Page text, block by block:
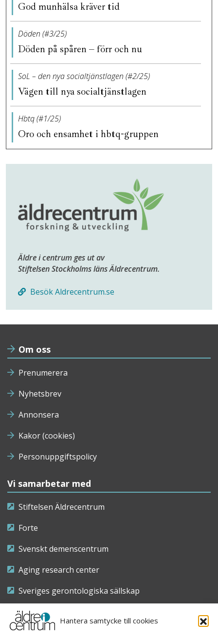
Hantera samtycke till cookies
God munhälsa kräver tid
Döden (#3/25)
Döden på spåren – förr och nu
SoL – den nya socialtjänstlagen (#2/25)
Vägen till nya socialtjänstlagen
Hbtq (#1/25)
Oro och ensamhet i hbtq-gruppen
Äldre i centrum ges ut av
Stiftelsen Stockholms läns Äldrecentrum.
Besök Aldrecentrum.se
Om oss
Prenumerera
Nyhetsbrev
Annonsera
Kakor (cookies)
Personuppgiftspolicy
Vi samarbetar med
Stiftelsen Äldrecentrum
Forte
Svenskt demenscentrum
Aging research center
Sveriges gerontologiska sällskap
Riksföreningen för sjuksköterskor inom äldre- och
demensvård